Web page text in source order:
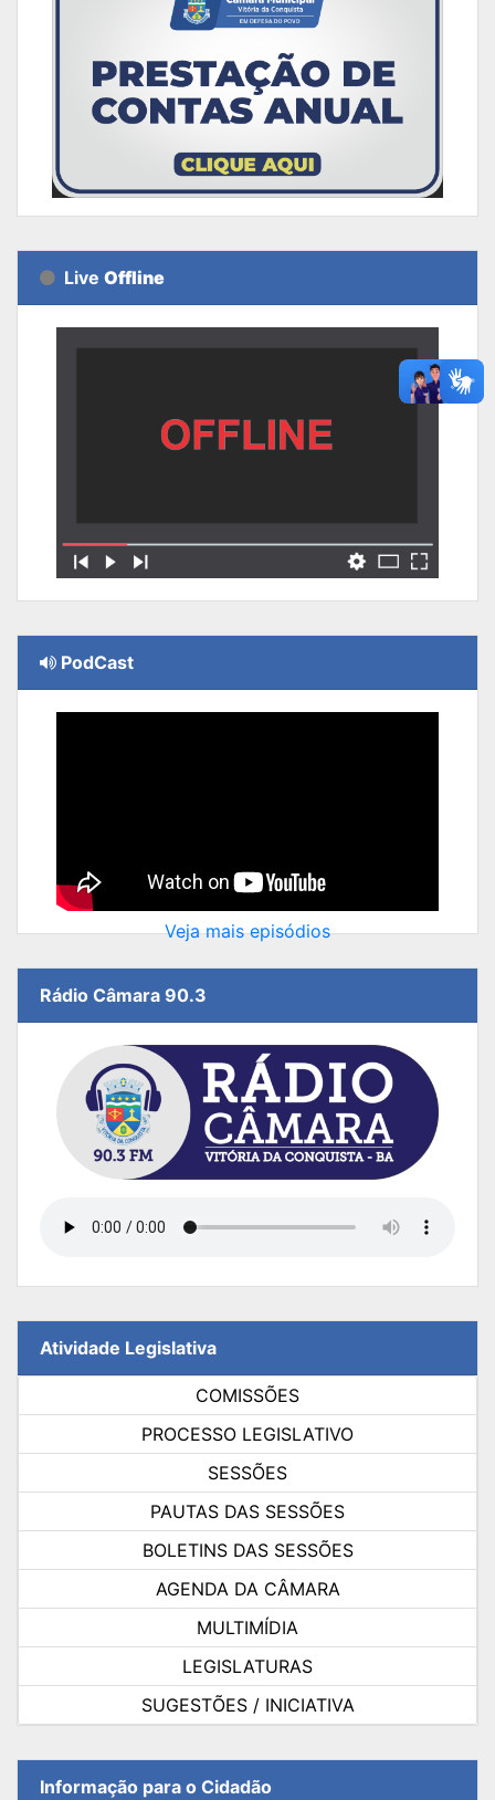
Live Offline
PodCast
Veja mais episódios
Rádio Câmara 90.3
Atividade Legislativa
COMISSÕES
PROCESSO LEGISLATIVO
SESSÕES
PAUTAS DAS SESSÕES
BOLETINS DAS SESSÕES
AGENDA DA CÂMARA
MULTIMÍDIA
LEGISLATURAS
SUGESTÕES / INICIATIVA
Informação para o Cidadão